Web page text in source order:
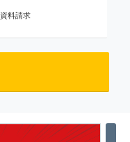
資料請求